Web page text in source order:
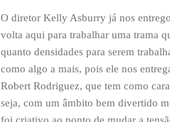
O diretor Kelly Asburry já nos
volta aqui para trabalhar uma trama
quanto densidades para serem
como algo a mais, pois ele nos
Robert Rodriguez, que tem como
seja, com um âmbito bem divertido